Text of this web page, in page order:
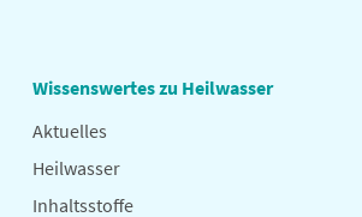
Wissenswertes zu Heilwasser
Aktuelles
Heilwasser
Inhaltsstoffe